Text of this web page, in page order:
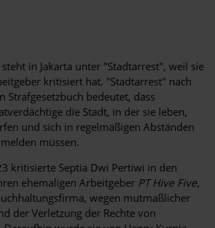
in Jakarta unter "Stadtarrest", weil sie
kritisiert hat. "Stadtarrest" nach
Strafgesetzbuch bedeutet, dass
die Stadt, in der sie leben,
und sich in regelmäßigen Abständen
müssen.
kritisierte Septia Dwi Pertiwi in den
ehemaligen Arbeitgeber PT Hive Five,
wegen mutmaßlicher
der Verletzung der Rechte von